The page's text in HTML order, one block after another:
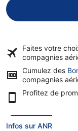
Faites votre
compagnies
Cumulez des
compagnies
Profitez de
Infos sur ANR